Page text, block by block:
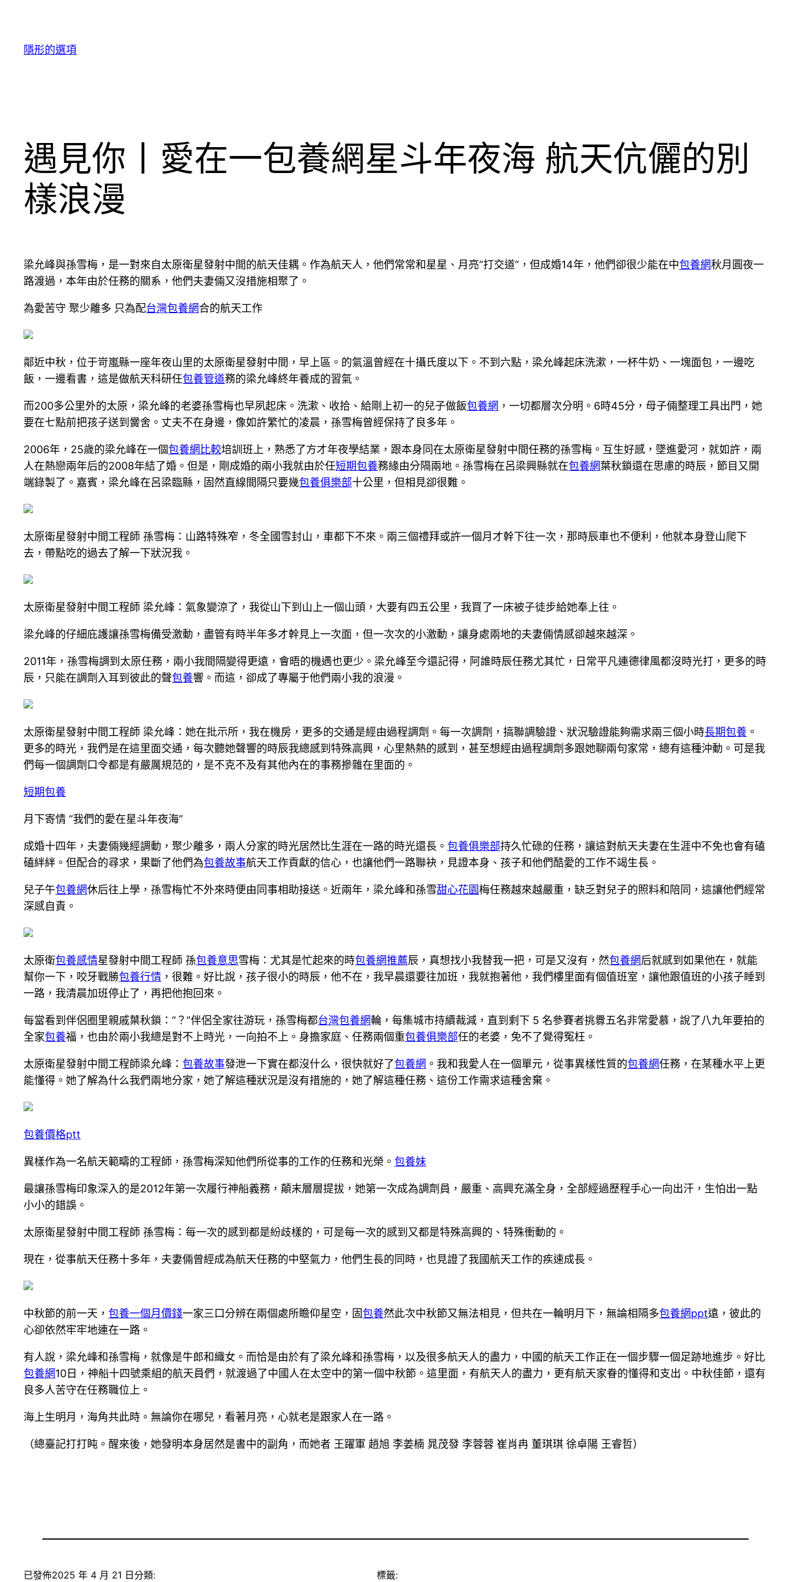
隱形的選項
遇見你丨愛在一包養網星斗年夜海 航天伉儷的別
樣浪漫
梁允峰與孫雪梅，是一對來自太原衛星發射中間的航天佳耦。作為航天人，他們常常和星星、月亮“打交道”，但成婚14年，他們卻很少能在中包養網秋月圓夜一
路渡過，本年由於任務的關系，他們夫妻倆又沒措施相聚了。
為愛苦守 聚少離多 只為配台灣包養網合的航天工作
鄰近中秋，位于岢嵐縣一座年夜山里的太原衛星發射中間，早上區。的氣溫曾經在十攝氏度以下。不到六點，梁允峰起床洗漱，一杯牛奶、一塊面包，一邊吃
飯，一邊看書，這是做航天科研任包養管道務的梁允峰終年養成的習氣。
而200多公里外的太原，梁允峰的老婆孫雪梅也早夙起床。洗漱、收拾、給剛上初一的兒子做飯包養網 ，一切都層次分明。6時45分，母子倆整理工具出門，她
要在七點前把孩子送到黌舍。丈夫不在身邊，像如許繁忙的凌晨，孫雪梅曾經保持了良多年。
2006年，25歲的梁允峰在一個包養網比較培訓班上，熟悉了方才年夜學結業，跟本身同在太原衛星發射中間任務的孫雪梅。互生好感，墜進愛河，就如許，兩
人在熱戀兩年后的2008年結了婚。但是，剛成婚的兩小我就由於任短期包養務緣由分隔兩地。孫雪梅在呂梁興縣就在包養網葉秋鎖還在思慮的時辰，節目又開
端錄製了。嘉賓，梁允峰在呂梁臨縣，固然直線間隔只要幾包養俱樂部十公里，但相見卻很難。
太原衛星發射中間工程師 孫雪梅：山路特殊窄，冬全國雪封山，車都下不來。兩三個禮拜或許一個月才幹下往一次，那時辰車也不便利，他就本身登山爬下
去，帶點吃的過去了解一下狀況我。
太原衛星發射中間工程師 梁允峰：氣象變涼了，我從山下到山上一個山頭，大要有四五公里，我買了一床被子徒步給她奉上往。
梁允峰的仔細庇護讓孫雪梅備受激動，盡管有時半年多才幹見上一次面，但一次次的小激動，讓身處兩地的夫妻倆情感卻越來越深。
2011年，孫雪梅調到太原任務，兩小我間隔變得更遠，會晤的機遇也更少。梁允峰至今還記得，阿誰時辰任務尤其忙，日常平凡連德律風都沒時光打，更多的時
辰，只能在調劑入耳到彼此的聲包養響。而這，卻成了專屬于他們兩小我的浪漫。
太原衛星發射中間工程師 梁允峰：她在批示所，我在機房，更多的交通是經由過程調劑。每一次調劑，搞聯調驗證、狀況驗證能夠需求兩三個小時長期包養 。
更多的時光，我們是在這里面交通，每次聽她聲響的時辰我總感到特殊高興，心里熱熱的感到，甚至想經由過程調劑多跟她聊兩句家常，總有這種沖動。可是我
們每一個調劑口令都是有嚴厲規范的，是不克不及有其他內在的事務摻雜在里面的。
短期包養
月下寄情 “我們的愛在星斗年夜海”
成婚十四年，夫妻倆幾經調動，聚少離多，兩人分家的時光居然比生涯在一路的時光還長。 包養俱樂部持久忙碌的任務，讓這對航天夫妻在生涯中不免也會有磕
磕絆絆。但配合的尋求，果斷了他們為包養故事航天工作貢獻的信心，也讓他們一路聯袂，見證本身、孩子和他們酷愛的工作不竭生長。
兒子午包養網休后往上學，孫雪梅忙不外來時便由同事相助接送。近兩年，梁允峰和孫雪甜心花園梅任務越來越嚴重，缺乏對兒子的照料和陪同，這讓他們經常
深感自責。
太原衛包養感情星發射中間工程師 孫包養意思雪梅：尤其是忙起來的時包養網推薦辰，真想找小我替我一把，可是又沒有，然包養網后就感到如果他在，就能
幫你一下，咬牙戰勝包養行情 ，很難。好比說，孩子很小的時辰，他不在，我早晨還要往加班，我就抱著他，我們樓里面有個值班室，讓他跟值班的小孩子睡到
一路，我清晨加班停止了，再把他抱回來。
每當看到伴侶圈里親戚葉秋鎖：“？”伴侶全家往游玩，孫雪梅都台灣包養網輪，每集城市持續裁減，直到剩下 5 名參賽者挑釁五名非常愛慕，說了八九年要拍的
全家包養福，也由於兩小我總是對不上時光，一向拍不上。身擔家庭、任務兩個重包養俱樂部任的老婆，免不了覺得冤枉。
太原衛星發射中間工程師梁允峰： 包養故事發泄一下實在都沒什么，很快就好了包養網 。我和我愛人在一個單元，從事異樣性質的包養網任務，在某種水平上更
能懂得。她了解為什么我們兩地分家，她了解這種狀況是沒有措施的，她了解這種任務、這份工作需求這種舍棄。
包養價格ptt
異樣作為一名航天範疇的工程師，孫雪梅深知他們所從事的工作的任務和光榮。 包養妹
最讓孫雪梅印象深入的是2012年第一次履行神船義務，顛末層層提拔，她第一次成為調劑員，嚴重、高興充滿全身，全部經過歷程手心一向出汗，生怕出一點
小小的錯誤。
太原衛星發射中間工程師 孫雪梅：每一次的感到都是紛歧樣的，可是每一次的感到又都是特殊高興的、特殊衝動的。
現在，從事航天任務十多年，夫妻倆曾經成為航天任務的中堅氣力，他們生長的同時，也見證了我國航天工作的疾速成長。
中秋節的前一天， 包養一個月價錢一家三口分辨在兩個處所瞻仰星空，固包養然此次中秋節又無法相見，但共在一輪明月下，無論相隔多包養網ppt遠，彼此的
心卻依然牢牢地連在一路。
有人說，梁允峰和孫雪梅，就像是牛郎和織女。而恰是由於有了梁允峰和孫雪梅，以及很多航天人的盡力，中國的航天工作正在一個步驟一個足跡地進步。好比
包養網10日，神船十四號乘組的航天員們，就渡過了中國人在太空中的第一個中秋節。這里面，有航天人的盡力，更有航天家眷的懂得和支出。中秋佳節，還有
良多人苦守在任務職位上。
海上生明月，海角共此時。無論你在哪兒，看著月亮，心就老是跟家人在一路。
（總臺記打打盹。醒來後，她發明本身居然是書中的副角，而她者 王躍軍 趙旭 李姜楠 晁茂發 李蓉蓉 崔肖冉 董琪琪 徐卓陽 王睿哲）
已發佈2025 年 4 月 21 日 分類: 標籤: